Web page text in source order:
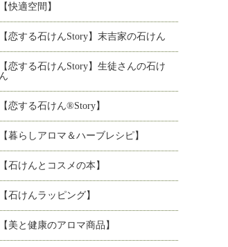
【快適空間】
【恋する石けんStory】末吉家の石けん
【恋する石けんStory】生徒さんの石け
ん
【恋する石けん®Story】
【暮らしアロマ＆ハーブレシピ】
【石けんとコスメの本】
【石けんラッピング】
【美と健康のアロマ商品】